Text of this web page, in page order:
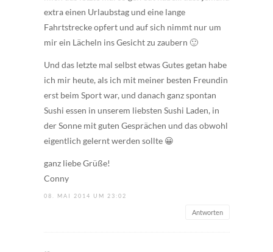
extra einen Urlaubstag und eine lange
Fahrtstrecke opfert und auf sich nimmt nur um
mir ein Lächeln ins Gesicht zu zaubern 🙂
Und das letzte mal selbst etwas Gutes getan habe
ich mir heute, als ich mit meiner besten Freundin
erst beim Sport war, und danach ganz spontan
Sushi essen in unserem liebsten Sushi Laden, in
der Sonne mit guten Gesprächen und das obwohl
eigentlich gelernt werden sollte 😀
ganz liebe Grüße!
Conny
08. MAI 2014 UM 23:02
Antworten